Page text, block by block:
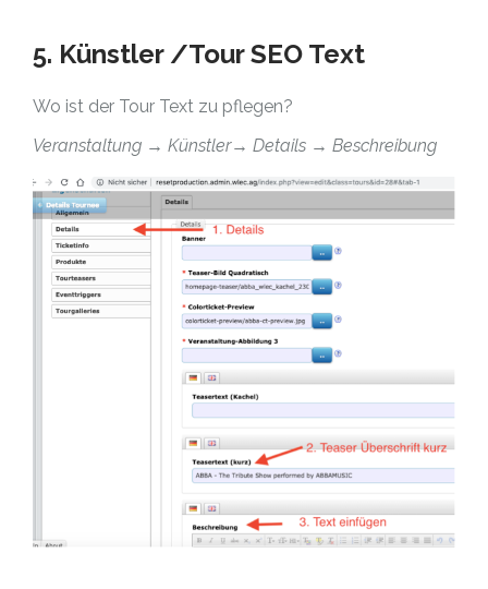
5. Künstler /Tour SEO Text
Wo ist der Tour Text zu pflegen?
Veranstaltung → Künstler→ Details → Beschreibung